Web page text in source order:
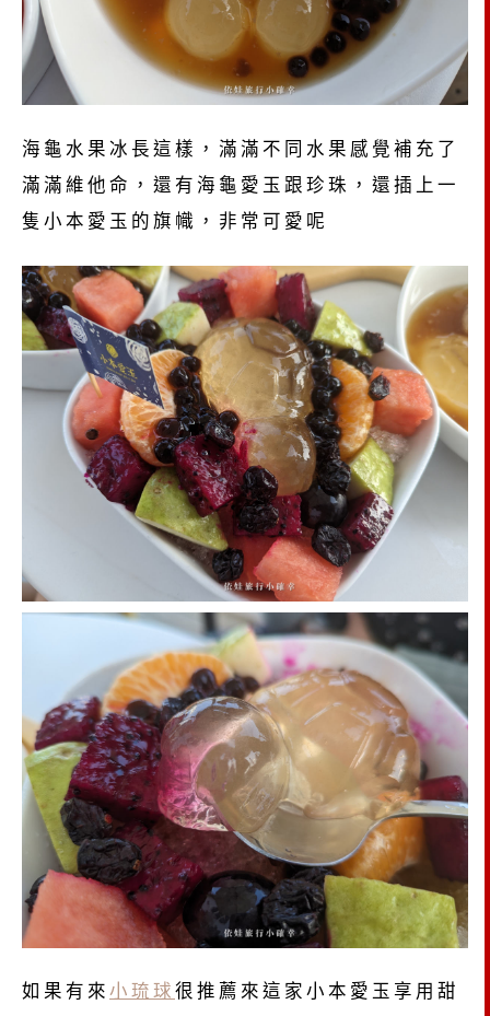
海龜水果冰長這樣，滿滿不同水果感覺補充了
滿滿維他命，還有海龜愛玉跟珍珠，還插上一
隻小本愛玉的旗幟，非常可愛呢
如果有來 小琉球 很推薦來這家小本愛玉享用甜